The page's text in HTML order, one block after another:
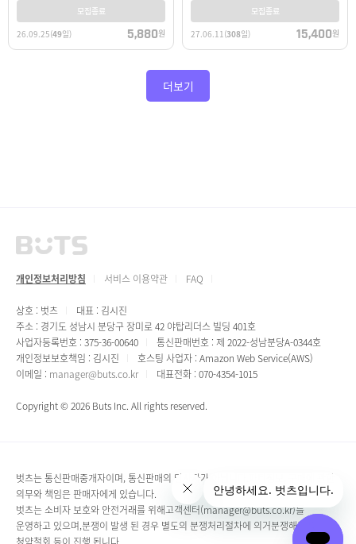
모집종료
26.09.25(49일) 5,880원
모집종료
27.06.11(308일) 15,400원
더보기
개인정보처리방침 서비스 이용약관 FAQ
상호 : 벗츠
대표 : 김시진
주소 : 경기도 성남시 분당구 장미로 42 야탑리더스 빌딩 401호
사업자등록번호 : 375-36-00640
통신판매번호 : 제 2022-성남분당A-0344호
개인정보보호책임 : 김시진
호스팅 사업자 : Amazon Web Service(AWS)
이메일 : manager@buts.co.kr 대표전화 : 070-4354-1015
Copyright © 2026 Buts Inc. All rights reserved.
벗츠는 통신판매중개자이며, 통신판매의 당사자가 아닙니다.파티정보, 구매에 관한
의무와 책임은 판매자에게 있습니다.
벗츠는 소비자 보호와 안전거래를 위해고객센터(manager@buts.co.kr)를
운영하고 있으며,분쟁이 발생 된 경우 별도의 분쟁처리절차에 의거분쟁해결 및